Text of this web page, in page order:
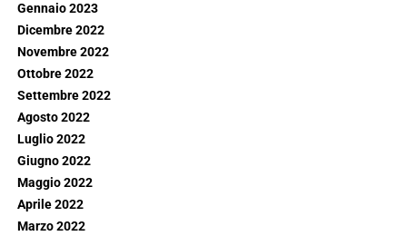
Gennaio 2023
Dicembre 2022
Novembre 2022
Ottobre 2022
Settembre 2022
Agosto 2022
Luglio 2022
Giugno 2022
Maggio 2022
Aprile 2022
Marzo 2022